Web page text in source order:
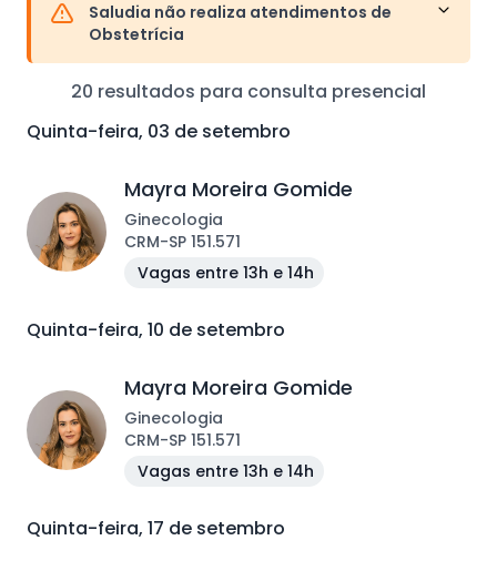
Saludia não realiza atendimentos de
Obstetrícia
20 resultados para consulta presencial
Quinta-feira, 03 de setembro
Mayra Moreira Gomide
Ginecologia
CRM-SP 151.571
Vagas entre 13h e 14h
Quinta-feira, 10 de setembro
Mayra Moreira Gomide
Ginecologia
CRM-SP 151.571
Vagas entre 13h e 14h
Quinta-feira, 17 de setembro